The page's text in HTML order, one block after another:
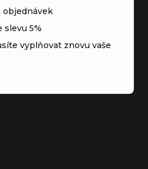
objednávek
slevu 5%
vyplňovat znovu vaše